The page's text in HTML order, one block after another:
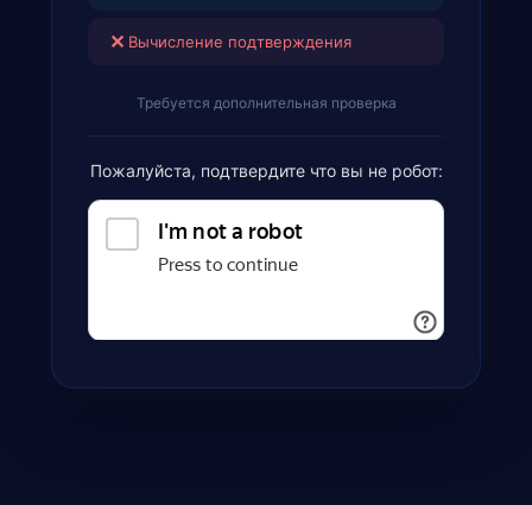
✕ Вычисление подтверждения
Требуется дополнительная проверка
Пожалуйста, подтвердите что вы не робот: